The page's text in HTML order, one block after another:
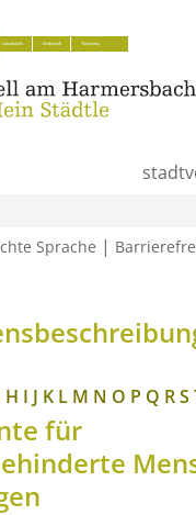
Sprache |
Lokalpolitik Wirtschaft Tourismus
H I J K L M N O P Q RS
für